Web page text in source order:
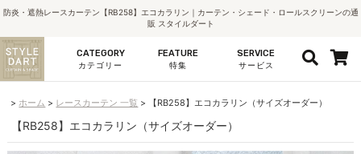
防炎・遮熱レースカーテン【RB258】エコカラリン｜カーテン・シェード・ロールスクリーンの通
販 スタイルダート
CATEGORY
カテゴリー
FEATURE
特集
SERVICE
サービス
ホーム レースカーテン 一覧 【RB258】エコカラリン（サイズオーダー）
【RB258】エコカラリン（サイズオーダー）